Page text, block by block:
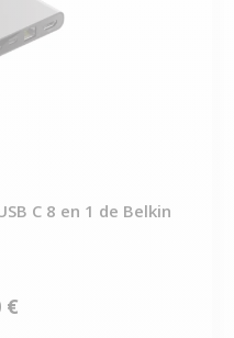
C 8 en 1 de Belkin
€